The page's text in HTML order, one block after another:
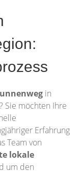
in
? Sie möchten Ihre
Erfahrung
Team von
lokale
um den